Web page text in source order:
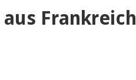
aus Frankreich